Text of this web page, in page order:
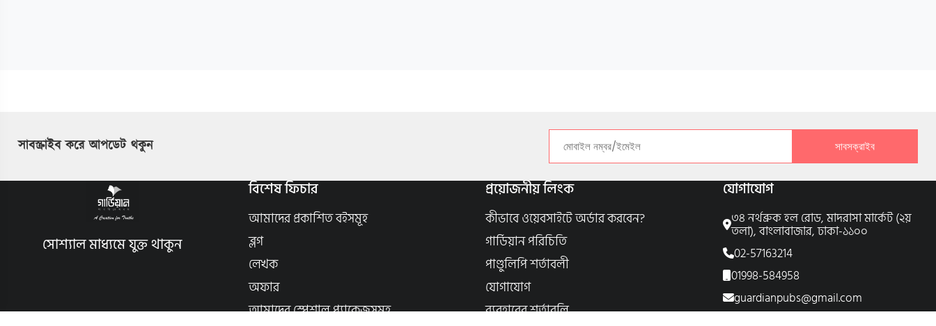
সাবস্ক্রাইব করে আপডেট থকুন সাবসক্রাইব
সোশ্যাল মাধ্যমে যুক্ত থাকুন
বিশেষ ফিচার
আমাদের প্রকাশিত বইসমূহ
ব্লগ
লেখক
অফার
আমাদের স্পেশাল প্যাকেজসমূহ
প্রয়োজনীয় লিংক
কীভাবে ওয়েবসাইটে অর্ডার করবেন?
গার্ডিয়ান পরিচিতি
পাণ্ডুলিপি শর্তাবলী
যোগাযোগ
ব্যবহারের শর্তাবলি
যোগাযোগ
৩৪ নর্থব্রুক হল রোড, মাদরাসা মার্কেট (২য়
তলা), বাংলাবাজার, ঢাকা-১১০০
02-57163214
01998-584958
guardianpubs@gmail.com